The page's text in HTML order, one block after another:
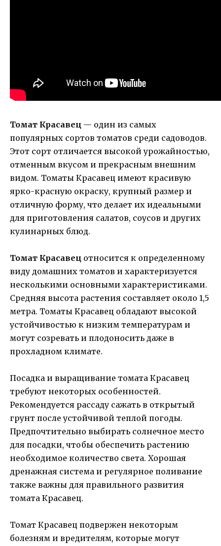
Томат Красавец — один из самых
популярных сортов томатов среди садоводов.
Этот сорт отличается высокой урожайностью,
отменным вкусом и прекрасным внешним
видом. Томаты Красавец имеют красивую
ярко-красную окраску, крупный размер и
отличную форму, что делает их идеальными
для приготовления салатов, соусов и других
кулинарных блюд.
Томат Красавец относится к определенному
виду домашних томатов и характеризуется
несколькими основными характеристиками.
Средняя высота растения составляет около 1,5
метра. Томаты Красавец обладают высокой
устойчивостью к низким температурам и
могут созревать и плодоносить даже в
прохладном климате.
Посадка и выращивание томата Красавец
требуют некоторых особенностей.
Рекомендуется рассаду сажать в открытый
грунт после устойчивой теплой погоды.
Предпочтительно выбирать солнечное место
для посадки, чтобы обеспечить растению
необходимое количество света. Хорошая
дренажная система и регулярное поливание
также важны для правильного развития
томата Красавец.
Томат Красавец подвержен некоторым
болезням и вредителям, которые могут